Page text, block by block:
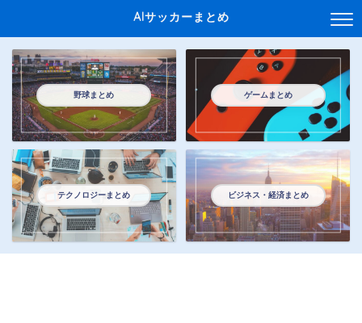
AIサッカーまとめ
野球まとめ ゲームまとめ
テクノロジーまとめ ビジネス・経済まとめ